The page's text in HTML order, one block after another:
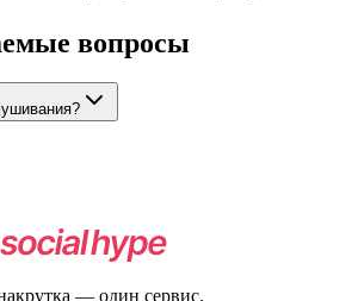
вопросы
— один сервис.